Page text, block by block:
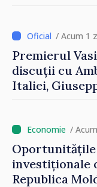
/ Acum 1
Premierul
discuții cu
Italiei,
/
Oportunitățile
investiționale
Republica